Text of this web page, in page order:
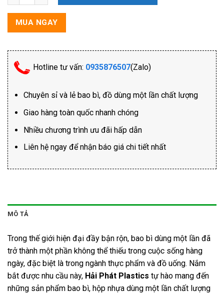
MUA NGAY
Hotline tư vấn: 0935876507(Zalo)
Chuyên sỉ và lẻ bao bì, đồ dùng một lần chất lượng
Giao hàng toàn quốc nhanh chóng
Nhiều chương trình ưu đãi hấp dẫn
Liên hệ ngay để nhận báo giá chi tiết nhất
MÔ TẢ
Trong thế giới hiện đại đầy bận rộn, bao bì dùng một lần đã
trở thành một phần không thể thiếu trong cuộc sống hàng
ngày, đặc biệt là trong ngành thực phẩm và đồ uống. Nắm
bắt được nhu cầu này, Hải Phát Plastics tự hào mang đến
những sản phẩm bao bì, hộp nhựa dùng một lần chất lượng